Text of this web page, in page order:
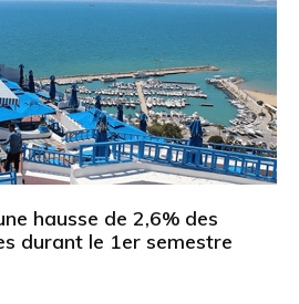
hausse de 2,6% des
durant le 1er semestre